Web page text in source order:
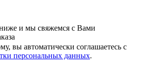
и мы свяжемся с Вами
вы автоматически соглашаетесь с
персональных данных.